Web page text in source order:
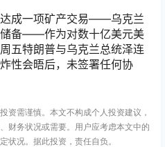
成一项矿产交易——乌克兰
备——作为对数十亿美元美
周五特朗普与乌克兰总统泽连
性会晤后，未签署任何协
资需谨慎。本文不构成个人投资建议，
财务状况或需要。用户应考虑本文中的
状况。据此投资，责任自负。